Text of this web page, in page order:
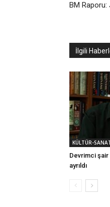
BM Raporu:
İlgili
KÜLTÜR-
Devrimci şair
ayrıldı